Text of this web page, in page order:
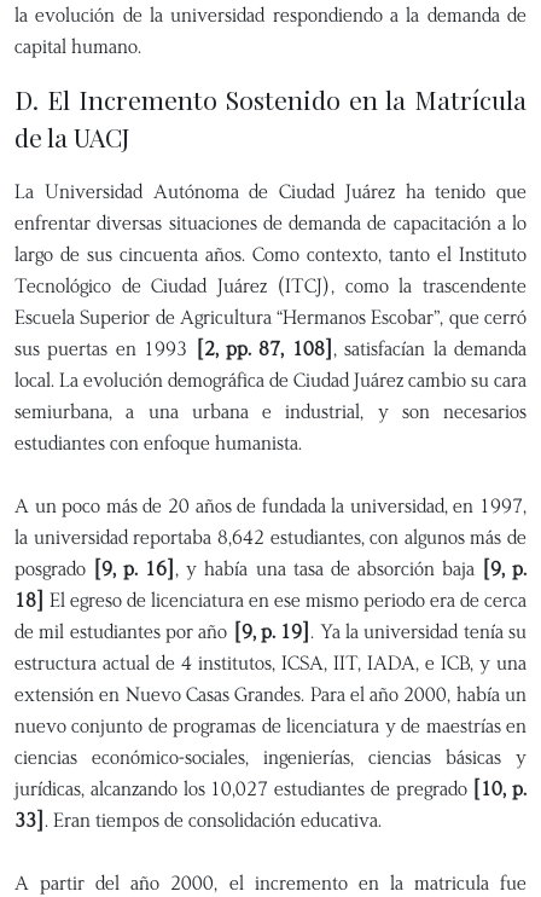
la evolución de la universidad respondiendo a la demanda de
capital humano.
D. El Incremento Sostenido en la Matrícula
de la UACJ
La Universidad Autónoma de Ciudad Juárez ha tenido que
enfrentar diversas situaciones de demanda de capacitación a lo
largo de sus cincuenta años. Como contexto, tanto el Instituto
Tecnológico de Ciudad Juárez (ITCJ), como la trascendente
Escuela Superior de Agricultura “Hermanos Escobar”, que cerró
sus puertas en 1993
[2, pp. 87, 108] , satisfacían la demanda
local. La evolución demográfica de Ciudad Juárez cambio su cara
semiurbana, a una urbana e industrial, y son necesarios
estudiantes con enfoque humanista.
A un poco más de 20 años de fundada la universidad, en 1997,
la universidad reportaba 8,642 estudiantes, con algunos más de
posgrado
[9, p. 16], y había una tasa de absorción baja
[9, p.
18] El egreso de licenciatura en ese mismo periodo era de cerca
de mil estudiantes por año [9, p. 19]. Ya la universidad tenía su
estructura actual de 4 institutos, ICSA, IIT, IADA, e ICB, y una
extensión en Nuevo Casas Grandes. Para el año 2000, había un
nuevo conjunto de programas de licenciatura y de maestrías en
ciencias económico-sociales, ingenierías, ciencias básicas y
jurídicas, alcanzando los 10,027 estudiantes de pregrado
[10, p.
33] . Eran tiempos de consolidación educativa.
A partir del año 2000, el incremento en la matricula fue